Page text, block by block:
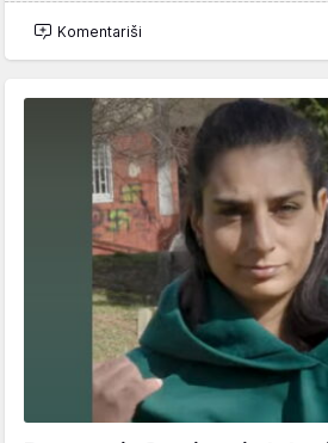
Komentariši